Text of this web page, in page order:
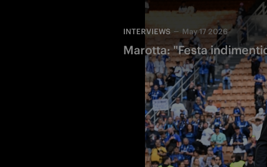
INTERVIEWS May 17 2026
Marotta: "Festa